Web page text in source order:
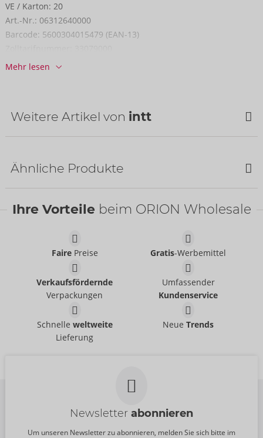
VE / Karton: 20
Art.-Nr.: 06312640000
Barcode: 5600304015479 (EAN-13)
Herkunftsland:
Mehr lesen
Weitere Artikel von intt
Strawberry
15,99 €
12 ml
Suck My Clit
06317100000
25,95 €
Ähnliche Produkte
Vibration! Coffee
06308700000
Vibration! Coconut
Ihre Vorteile beim ORION Wholesale
FairePreise Gratis-Werbemittel
Verkaufsfördernde
Verpackungen
Umfassender
Kundenservice
Schnelle weltweite
Lieferung
NeueTrends
Newsletter abonnieren
Um unseren Newsletter zu abonnieren, melden Sie sich bitte im